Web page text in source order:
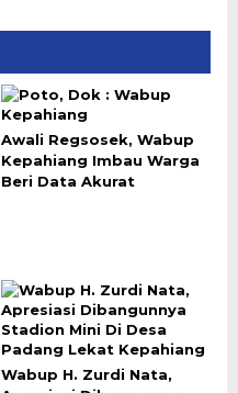
Awali Regsosek, Wabup
Kepahiang Imbau Warga
Beri Data Akurat
Wabup H. Zurdi Nata,